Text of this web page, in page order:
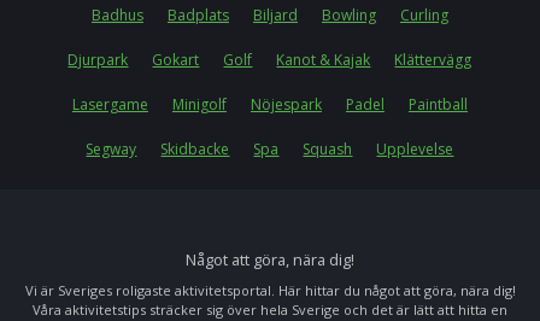
Badhus Badplats Biljard Bowling Curling
Djurpark Gokart Golf Kanot & Kajak Klättervägg
Lasergame Minigolf Nöjespark Padel Paintball
Segway Skidbacke Spa Squash Upplevelse
Något att göra, nära dig!
Vi är Sveriges roligaste aktivitetsportal. Här hittar du något att göra, nära dig!
Våra aktivitetstips sträcker sig över hela Sverige och det är lätt att hitta en